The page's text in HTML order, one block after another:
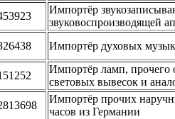
Импортёр
звуковоспроизводящей
Импортёр духовых
Импортёр ламп, прочего
световых вывесок и
Импортёр прочих
часов из Германии